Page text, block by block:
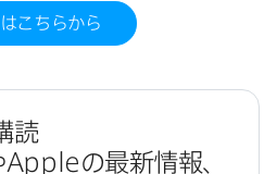
こちらから
読
Appleの​最新情報、